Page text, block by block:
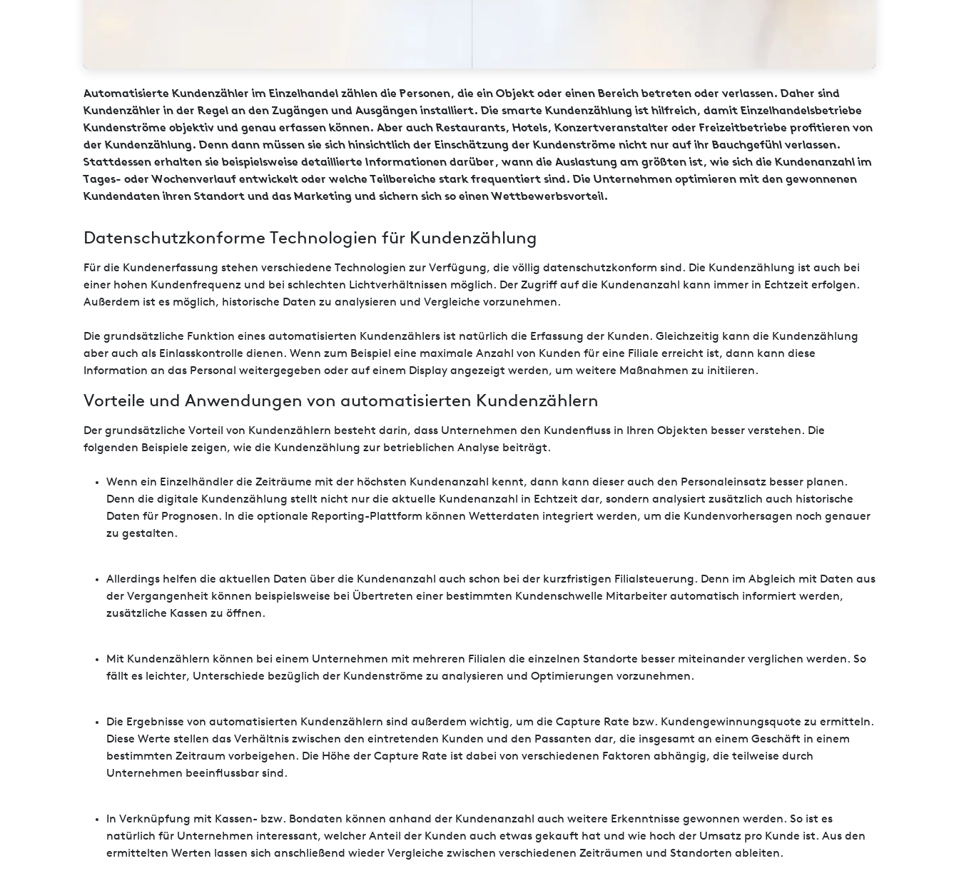
Automatisierte Kundenzähler im Einzelhandel zählen die Personen, die ein Objekt oder einen Bereich betreten oder verlassen. Daher sind
Kundenzähler in der Regel an den Zugängen und Ausgängen installiert. Die smarte Kundenzählung ist hilfreich, damit Einzelhandelsbetriebe
Kundenströme objektiv und genau erfassen können. Aber auch Restaurants, Hotels, Konzertveranstalter oder Freizeitbetriebe profitieren von
der Kundenzählung. Denn dann müssen sie sich hinsichtlich der Einschätzung der Kundenströme nicht nur auf ihr Bauchgefühl verlassen.
Stattdessen erhalten sie beispielsweise detaillierte Informationen darüber, wann die Auslastung am größten ist, wie sich die Kundenanzahl im
Tages- oder Wochenverlauf entwickelt oder welche Teilbereiche stark frequentiert sind. Die Unternehmen optimieren mit den gewonnenen
Kundendaten ihren Standort und das Marketing und sichern sich so einen Wettbewerbsvorteil.
Datenschutzkonforme Technologien für Kundenzählung
Für die Kundenerfassung stehen verschiedene Technologien zur Verfügung, die völlig datenschutzkonform sind. Die Kundenzählung ist auch bei
einer hohen Kundenfrequenz und bei schlechten Lichtverhältnissen möglich. Der Zugriff auf die Kundenanzahl kann immer in Echtzeit erfolgen.
Außerdem ist es möglich, historische Daten zu analysieren und Vergleiche vorzunehmen.
Die grundsätzliche Funktion eines automatisierten Kundenzählers ist natürlich die Erfassung der Kunden. Gleichzeitig kann die Kundenzählung
aber auch als Einlasskontrolle dienen. Wenn zum Beispiel eine maximale Anzahl von Kunden für eine Filiale erreicht ist, dann kann diese
Information an das Personal weitergegeben oder auf einem Display angezeigt werden, um weitere Maßnahmen zu initiieren.
Vorteile und Anwendungen von automatisierten Kundenzählern
Der grundsätzliche Vorteil von Kundenzählern besteht darin, dass Unternehmen den Kundenfluss in Ihren Objekten besser verstehen. Die
folgenden Beispiele zeigen, wie die Kundenzählung zur betrieblichen Analyse beiträgt.
Wenn ein Einzelhändler die Zeiträume mit der höchsten Kundenanzahl kennt, dann kann dieser auch den Personaleinsatz besser planen.
Denn die digitale Kundenzählung stellt nicht nur die aktuelle Kundenanzahl in Echtzeit dar, sondern analysiert zusätzlich auch historische
Daten für Prognosen. In die optionale Reporting-Plattform können Wetterdaten integriert werden, um die Kundenvorhersagen noch genauer
zu gestalten.
Allerdings helfen die aktuellen Daten über die Kundenanzahl auch schon bei der kurzfristigen Filialsteuerung. Denn im Abgleich mit Daten aus
der Vergangenheit können beispielsweise bei Übertreten einer bestimmten Kundenschwelle Mitarbeiter automatisch informiert werden,
zusätzliche Kassen zu öffnen.
Mit Kundenzählern können bei einem Unternehmen mit mehreren Filialen die einzelnen Standorte besser miteinander verglichen werden. So
fällt es leichter, Unterschiede bezüglich der Kundenströme zu analysieren und Optimierungen vorzunehmen.
Die Ergebnisse von automatisierten Kundenzählern sind außerdem wichtig, um die Capture Rate bzw. Kundengewinnungsquote zu ermitteln.
Diese Werte stellen das Verhältnis zwischen den eintretenden Kunden und den Passanten dar, die insgesamt an einem Geschäft in einem
bestimmten Zeitraum vorbeigehen. Die Höhe der Capture Rate ist dabei von verschiedenen Faktoren abhängig, die teilweise durch
Unternehmen beeinflussbar sind.
In Verknüpfung mit Kassen- bzw. Bondaten können anhand der Kundenanzahl auch weitere Erkenntnisse gewonnen werden. So ist es
natürlich für Unternehmen interessant, welcher Anteil der Kunden auch etwas gekauft hat und wie hoch der Umsatz pro Kunde ist. Aus den
ermittelten Werten lassen sich anschließend wieder Vergleiche zwischen verschiedenen Zeiträumen und Standorten ableiten.